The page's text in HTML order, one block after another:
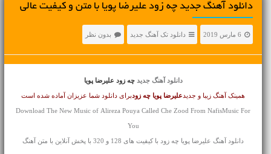
دانلود آهنگ جديد چه زود علیرضا پویا با متن و کیفیت عالی
6 مارس 2019 دانلود تک آهنگ جدید بدون نظر
دانلود آهنگ جدید چه زود علیرضا پویا
همینک آهنگ زیبا و جدید علیرضا پویا چه زودبرای دانلود شما عزیزان آماده شده است
Download The New Music of Alireza Pouya Called Che Zood From NafisMusic For
You
دانلود آهنگ علیرضا پویا چه زود با کیفیت های 128 و 320 با پخش آنلاین با متن آهنگ